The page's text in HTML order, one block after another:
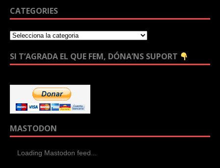
CATEGORIES
SI T’AGRADA EL QUE FEM, DÓNA’NS SUPORT
MASTODON
Loading Mastodon feed...